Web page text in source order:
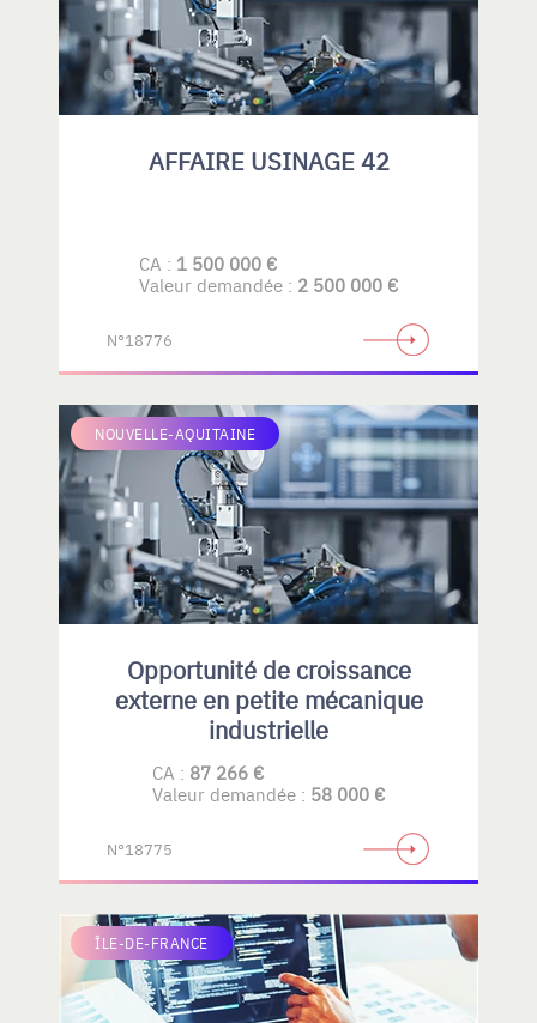
AFFAIRE USINAGE 42
CA : 1 500 000 €
Valeur demandée : 2 500 000 €
N°18776
NOUVELLE-AQUITAINE
Opportunité de croissance
externe en petite mécanique
industrielle
CA : 87 266 €
Valeur demandée : 58 000 €
N°18775
ÎLE-DE-FRANCE